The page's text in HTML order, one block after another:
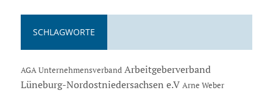
SCHLAGWORTE
AGA Unternehmensverband Arbeitgeberverband
Lüneburg-Nordostniedersachsen e.V Arne Weber